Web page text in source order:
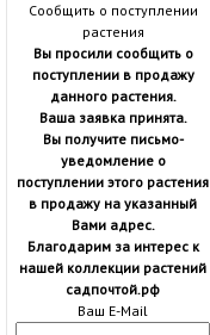
Сообщить о поступлении
растения
Вы просили сообщить о
поступлении в продажу
данного растения.
Ваша заявка принята.
Вы получите письмо-
уведомление о
поступлении этого растения
в продажу на указанный
Вами адрес.
Благодарим за интерес к
нашей коллекции растений
садпочтой.рф
Ваш E-Mail